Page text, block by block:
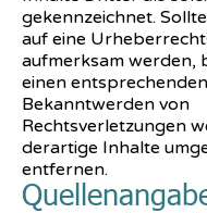
gekennzeichnet.
auf eine
aufmerksam werden,
einen
Bekanntwerden von
Rechtsverletzungen
derartige Inhalte
entfernen.